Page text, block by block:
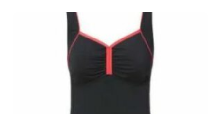
har blivit a...